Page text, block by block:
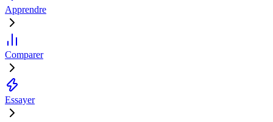
Apprendre
Comparer
Essayer